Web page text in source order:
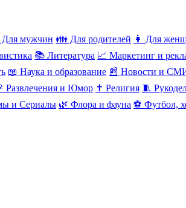
Для мужчин 👪 Для родителей 👩 Для
📚 Литература 📈 Маркетинг и
📖 Наука и образование 📰 Новости и
Развлечения и Юмор ✝️ Религия 🧵
и Сериалы 🌿 Флора и фауна ⚽ Футбол,